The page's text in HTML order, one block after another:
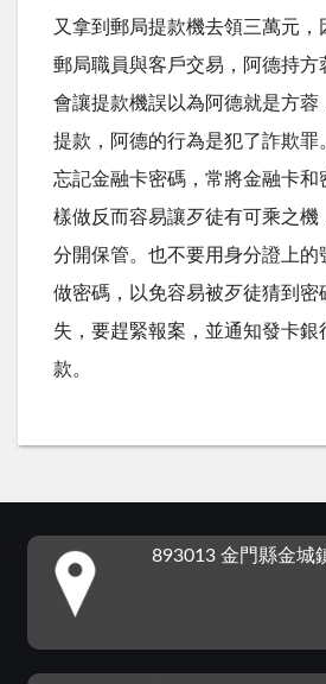
又拿到郵局提款機去領三萬元
郵局職員與客戶交易，阿德持方
會讓提款機誤以為阿德就是方蓉
提款，阿德的行為是犯了詐欺罪
忘記金融卡密碼，常將金融卡和
樣做反而容易讓歹徒有可乘之機
分開保管。也不要用身分證上的
做密碼，以免容易被歹徒猜到密
失，要趕緊報案，並通知發卡銀
款。
893013 金門縣金城